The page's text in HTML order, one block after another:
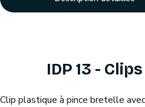
IDP 13 -
Clip plastique à pince bretelle